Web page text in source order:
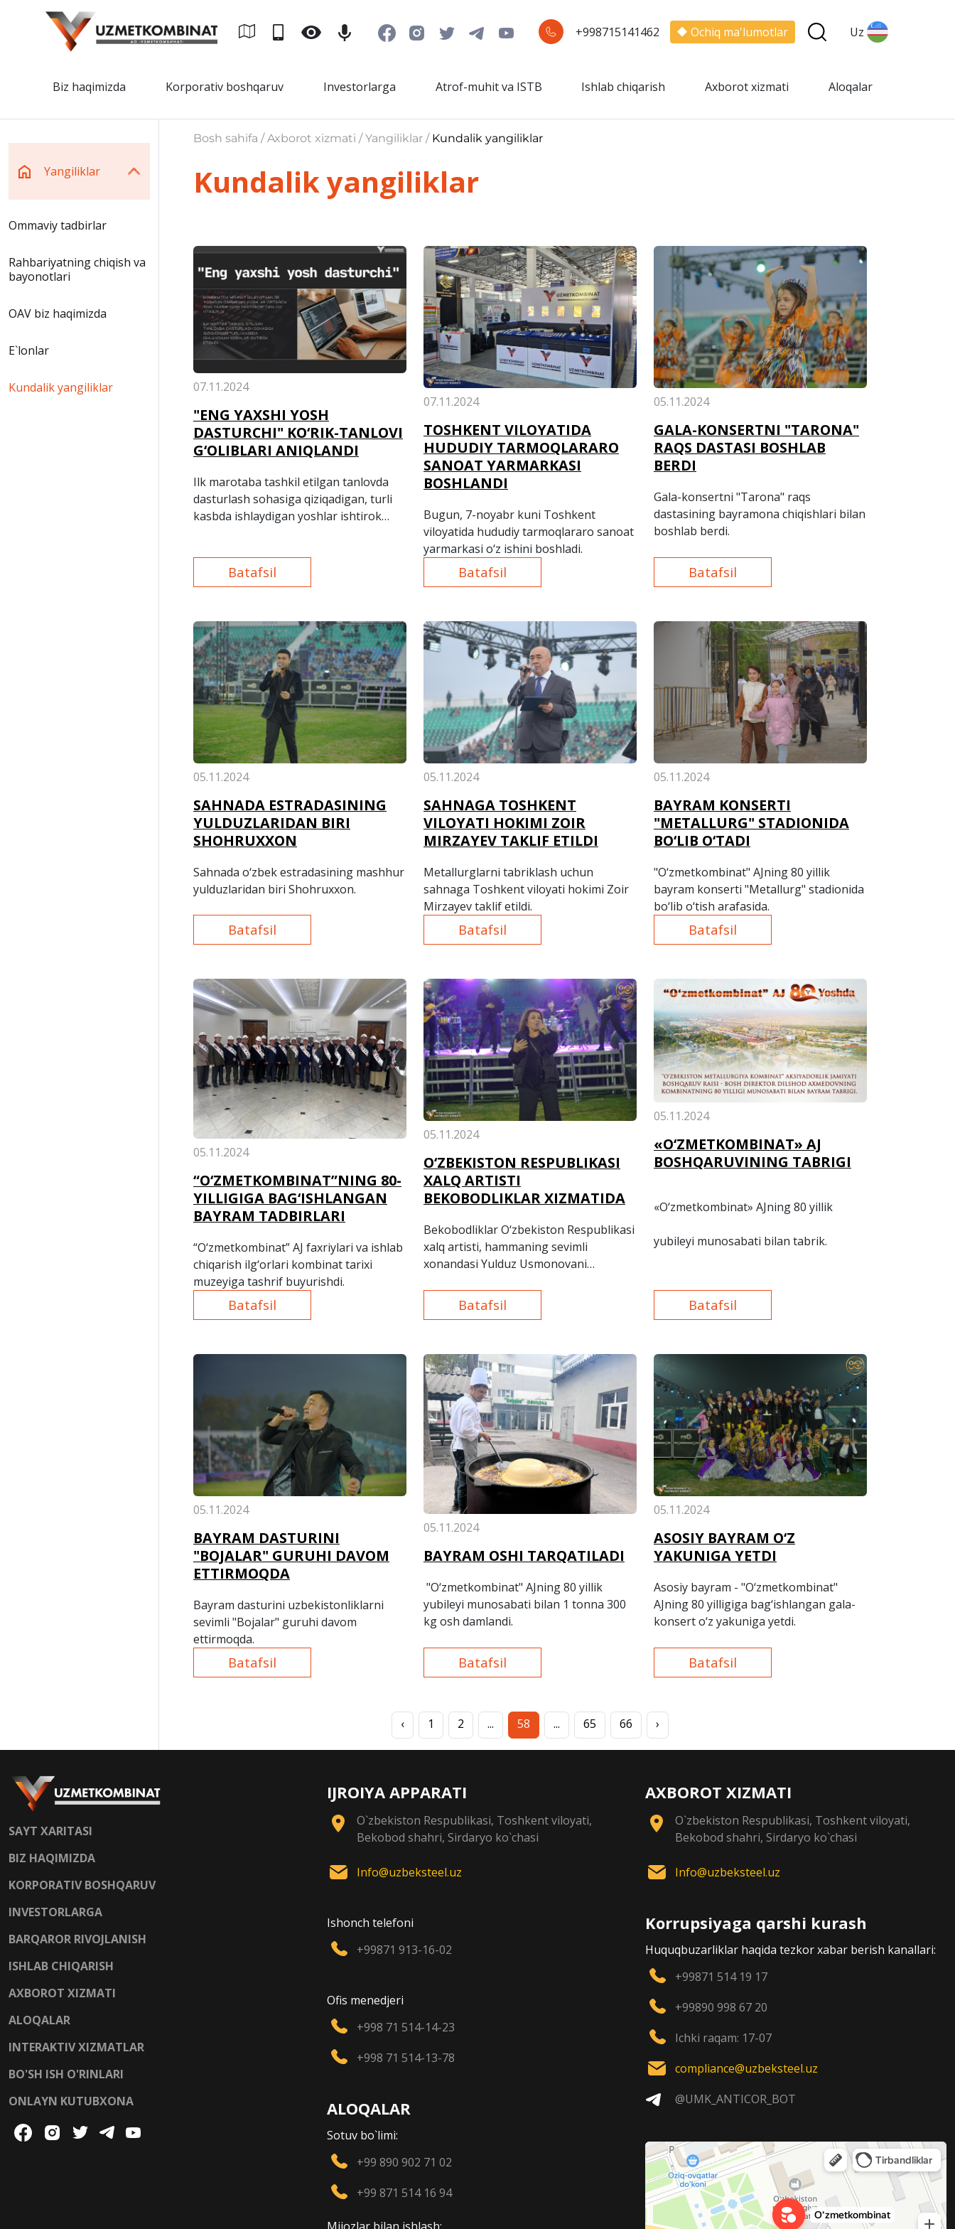
+998715141462 Ochiq ma'lumotlar Uz
Biz haqimizda Korporativ boshqaruv Investorlarga Atrof-muhit va ISTB Ishlab chiqarish Axborot xizmati Aloqalar
Yangiliklar
Ommaviy tadbirlar
Rahbariyatning chiqish va
bayonotlari
OAV biz haqimizda
E`lonlar
Kundalik yangiliklar
Bosh sahifa / Axborot xizmati / Yangiliklar / Kundalik yangiliklar
Kundalik yangiliklar
07.11.2024
"ENG YAXSHI YOSH
DASTURCHI" KO‘RIK-TANLOVI
G‘OLIBLARI ANIQLANDI
Ilk marotaba tashkil etilgan tanlovda
dasturlash sohasiga qiziqadigan, turli
kasbda ishlaydigan yoshlar ishtirok
Batafsil
07.11.2024
TOSHKENT VILOYATIDA
HUDUDIY TARMOQLARARO
SANOAT YARMARKASI
BOSHLANDI
Bugun, 7-noyabr kuni Toshkent
viloyatida hududiy tarmoqlararo sanoat
yarmarkasi o‘z ishini boshladi.
Batafsil
05.11.2024
GALA-KONSERTNI "TARONA"
RAQS DASTASI BOSHLAB
BERDI
Gala-konsertni "Tarona" raqs
dastasining bayramona chiqishlari bilan
boshlab berdi.
Batafsil
05.11.2024
SAHNADA ESTRADASINING
YULDUZLARIDAN BIRI
SHOHRUXXON
Sahnada o‘zbek estradasining mashhur
yulduzlaridan biri Shohruxxon.
Batafsil
05.11.2024
SAHNAGA TOSHKENT
VILOYATI HOKIMI ZOIR
MIRZAYEV TAKLIF ETILDI
Metallurglarni tabriklash uchun
sahnaga Toshkent viloyati hokimi Zoir
Mirzayev taklif etildi.
Batafsil
05.11.2024
BAYRAM KONSERTI
"METALLURG" STADIONIDA
BO‘LIB O‘TADI
"O‘zmetkombinat" AJning 80 yillik
bayram konserti "Metallurg" stadionida
bo‘lib o‘tish arafasida.
Batafsil
05.11.2024
“O‘ZMETKOMBINAT”NING 80-
YILLIGIGA BAG‘ISHLANGAN
BAYRAM TADBIRLARI
“O‘zmetkombinat” AJ faxriylari va ishlab
chiqarish ilg‘orlari kombinat tarixi
muzeyiga tashrif buyurishdi.
Batafsil
05.11.2024
O‘ZBEKISTON RESPUBLIKASI
XALQ ARTISTI
BEKOBODLIKLAR XIZMATIDA
Bekobodliklar O‘zbekiston Respublikasi
xalq artisti, hammaning sevimli
xonandasi Yulduz Usmonovani
Batafsil
05.11.2024
«O‘ZMETKOMBINAT» AJ
BOSHQARUVINING TABRIGI
«O‘zmetkombinat» AJning 80 yillik
yubileyi munosabati bilan tabrik.
Batafsil
05.11.2024
BAYRAM DASTURINI
"BOJALAR" GURUHI DAVOM
ETTIRMOQDA
Bayram dasturini uzbekistonliklarni
sevimli "Bojalar" guruhi davom
ettirmoqda.
Batafsil
05.11.2024
BAYRAM OSHI TARQATILАDI
"O‘zmetkombinat" AJning 80 yillik
yubileyi munosabati bilan 1 tonna 300
kg osh damlandi.
Batafsil
05.11.2024
ASOSIY BAYRAM O‘Z
YAKUNIGA YETDI
Asosiy bayram - "O‘zmetkombinat"
AJning 80 yilligiga bag‘ishlangan gala-
konsert o‘z yakuniga yetdi.
Batafsil
‹ 1 2 ... 58 ... 65 66 ›
SAYT XARITASI
BIZ HAQIMIZDA
KORPORATIV BOSHQARUV
INVESTORLARGA
BARQAROR RIVOJLANISH
ISHLAB CHIQARISH
AXBOROT XIZMATI
ALOQALAR
INTERAKTIV XIZMATLAR
BO'SH ISH O'RINLARI
ONLAYN KUTUBXONA
IJROIYA APPARATI
O`zbekiston Respublikasi, Toshkent viloyati,
Bekobod shahri, Sirdaryo ko`chasi
Info@uzbeksteel.uz
Ishonch telefoni
+99871 913-16-02
Ofis menedjeri
+998 71 514-14-23
+998 71 514-13-78
ALOQALAR
Sotuv bo`limi:
+99 890 902 71 02
+99 871 514 16 94
AXBOROT XIZMATI
O`zbekiston Respublikasi, Toshkent viloyati,
Bekobod shahri, Sirdaryo ko`chasi
Info@uzbeksteel.uz
Korrupsiyaga qarshi kurash
Huquqbuzarliklar haqida tezkor xabar berish kanallari:
+99871 514 19 17
+99890 998 67 20
Ichki raqam: 17-07
compliance@uzbeksteel.uz
@UMK_ANTICOR_BOT